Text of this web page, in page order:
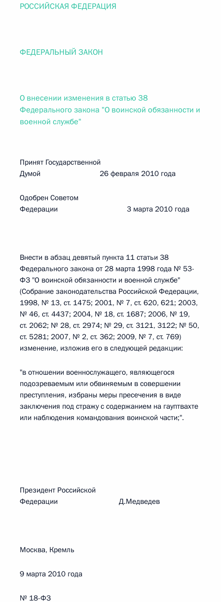
РОССИЙСКАЯ ФЕДЕРАЦИЯ
ФЕДЕРАЛЬНЫЙ ЗАКОН
О внесении изменения в статью 38
Федерального закона "О воинской обязанности и
военной службе"
Принят Государственной
Думой 26 февраля 2010 года
Одобрен Советом
Федерации 3 марта 2010 года
Внести в абзац девятый пункта 11 статьи 38
Федерального закона от 28 марта 1998 года № 53-
ФЗ "О воинской обязанности и военной службе"
(Собрание законодательства Российской Федерации,
1998, № 13, ст. 1475; 2001, № 7, ст. 620, 621; 2003,
№ 46, ст. 4437; 2004, № 18, ст. 1687; 2006, № 19,
ст. 2062; № 28, ст. 2974; № 29, ст. 3121, 3122; № 50,
ст. 5281; 2007, № 2, ст. 362; 2009, № 7, ст. 769)
изменение, изложив его в следующей редакции:
"в отношении военнослужащего, являющегося
подозреваемым или обвиняемым в совершении
преступления, избраны меры пресечения в виде
заключения под стражу с содержанием на гауптвахте
или наблюдения командования воинской части;".
Президент Российской
Федерации Д.Медведев
Москва, Кремль
9 марта 2010 года
№ 18-ФЗ